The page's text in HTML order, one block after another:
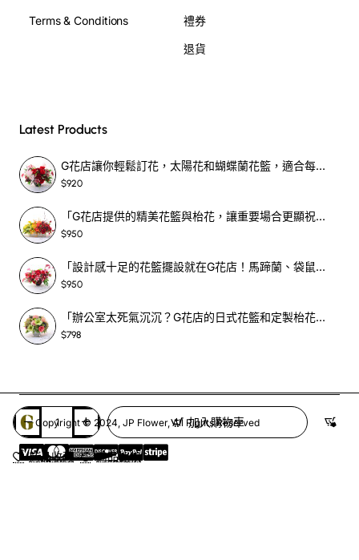
加入購物車
商品收藏 商品比較
Terms & Conditions 禮券
退貨
Latest Products
G花店讓你輕鬆訂花，太陽花和蝴蝶蘭花籃，適合每個重要時刻！-SF390
$920
「G花店提供的精美花籃與枱花，讓重要場合更顯祝賀與喜悅，適合各種用場！」-SF398
$950
「設計感十足的花籃擺設就在G花店！馬蹄蘭、袋鼠爪、罌粟花，為你的重大場合增光添彩！」-SF209
$950
「辦公室太死氣沉沉？G花店的日式花籃和定製枱花，為你帶來新鮮感！」-SF465
$798
Copyright © 2024, JP Flower, All Rights Reserved